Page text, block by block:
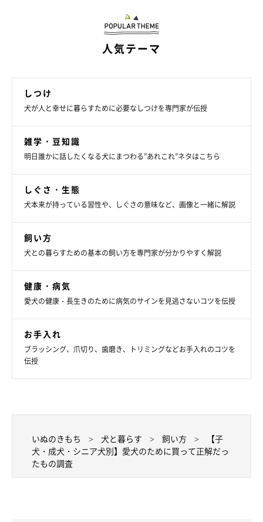
「ペットの見守りカメラ。安いのに画質も十分で、留守
中、好きな時間に見守れて安心だった」
「リュック付きのハーネス。かわいいし便利だしすごく似
合ってる」
「あったかくて厚みのあるモフモフなベット。日中陽の当
たる場所に置くと日向ぼっこしながら寝ています」
た」
「最近犬の誕生日にハードタイプの大きなコングを買いま
した。ほかのオモチャはすべて破壊されましたが、コング
は大丈夫です♫ フードやおやつを上手に食べますよ」
人気テーマ
しつけ
犬が人と幸せに暮らすために必要なしつけを専門家が伝授
雑学・豆知識
明日誰かに話したくなる犬にまつわる”あれこれ”ネタはこちら
しぐさ・生態
犬本来が持っている習性や、しぐさの意味など、画像と一緒に解説
飼い方
犬との暮らすための基本の飼い方を専門家が分かりやすく解説
健康・病気
愛犬の健康・長生きのために病気のサインを見逃さないコツを伝授
お手入れ
ブラッシング、爪切り、歯磨き、トリミングなどお手入れのコツを
伝授
いぬのきもち 犬と暮らす 飼い方
【子
犬・成犬・シニア犬別】愛犬のために買って正解だっ
たもの調査